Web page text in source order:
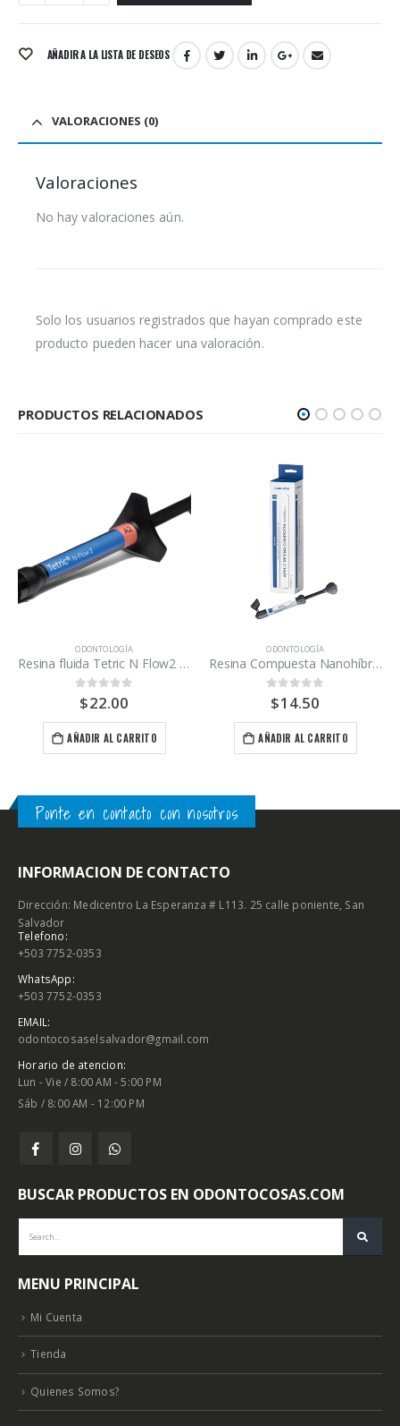
AÑADIR A LA LISTA DE DESEOS
VALORACIONES (0)
Valoraciones
No hay valoraciones aún.
Solo los usuarios registrados que hayan comprado este
producto pueden hacer una valoración.
PRODUCTOS RELACIONADOS
ODONTOLOGÍA
Resina fluida Tetric N Flow2 tono A1, A2, A3, Ivoclar 2 gr.
0out of 5
$22.00
AÑADIR AL CARRITO
ODONTOLOGÍA
Resina Compuesta Nanohíbrida fotopolimerizable EA3 Maquira
0out of 5
$14.50
AÑADIR AL CARRITO
Ponte en contacto con nosotros
INFORMACION DE CONTACTO
Dirección: Medicentro La Esperanza # L113. 25 calle poniente, San
Salvador
Telefono:
+503 7752-0353
WhatsApp:
+503 7752-0353
EMAIL:
odontocosaselsalvador@gmail.com
Horario de atencion:
Lun - Vie / 8:00 AM - 5:00 PM
Sáb / 8:00 AM - 12:00 PM
BUSCAR PRODUCTOS EN ODONTOCOSAS.COM
MENU PRINCIPAL
Mi Cuenta
Tienda
Quienes Somos?